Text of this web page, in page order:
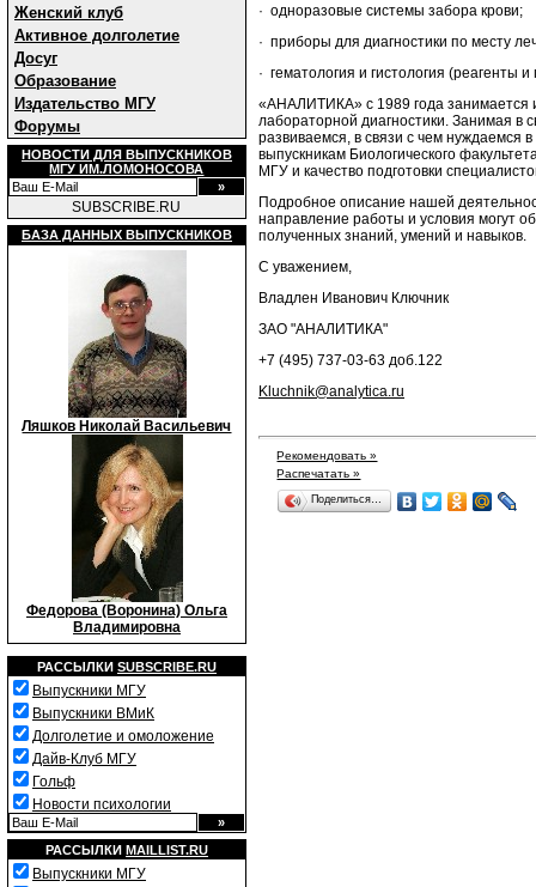
Женский клуб
Активное долголетие
Досуг
Образование
Издательство МГУ
Форумы
НОВОСТИ ДЛЯ ВЫПУСКНИКОВ
МГУ ИМ.ЛОМОНОСОВА
SUBSCRIBE.RU
БАЗА ДАННЫХ ВЫПУСКНИКОВ
Ляшков Николай Васильевич
Федорова (Воронина) Ольга
Владимировна
РАССЫЛКИ SUBSCRIBE.RU
Выпускники МГУ
Выпускники ВМиК
Долголетие и омоложение
Дайв-Клуб МГУ
Гольф
Новости психологии
РАССЫЛКИ MAILLIST.RU
Выпускники МГУ
· одноразовые системы забора крови;
· приборы для диагностики по месту
· гематология и гистология (реагенты
«АНАЛИТИКА» с 1989 года занимается
лабораторной диагностики. Занимая
развиваемся, в связи с чем нуждаемся
выпускникам Биологического
МГУ и качество подготовки
Подробное описание нашей
направление работы и условия могут
полученных знаний, умений и навыков.
С уважением,
Владлен Иванович Ключник
ЗАО "АНАЛИТИКА"
+7 (495) 737-03-63 доб.122
Kluchnik@analytica.ru
Рекомендовать »
Распечатать »
Поделиться…